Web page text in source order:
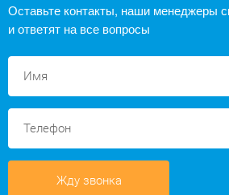
Оставьте контакты, наши менеджеры
и ответят на все вопросы
Жду звонка